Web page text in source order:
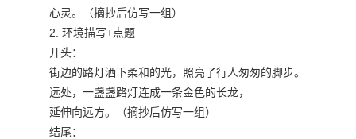
心灵。（摘抄后仿写一组）
2. 环境描写+点题
开头：
街边的路灯洒下柔和的光，照亮了行人匆匆的脚步。
远处，一盏盏路灯连成一条金色的长龙，
延伸向远方。（摘抄后仿写一组）
结尾：